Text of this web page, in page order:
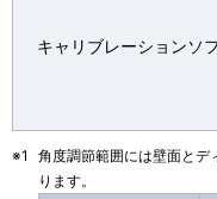
キャリブレーションソ
※1
角度調節範囲には壁面とデ
ります。